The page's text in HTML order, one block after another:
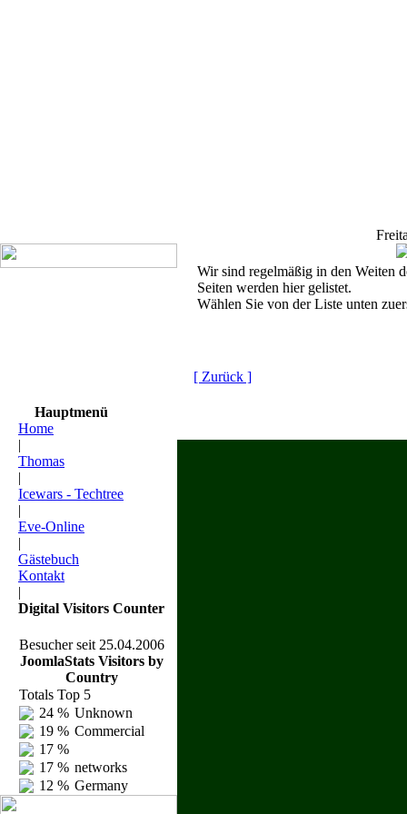
Hauptmenü
Home
|
Thomas
|
Icewars - Techtree
|
Eve-Online
|
Gästebuch
Kontakt
|
Digital Visitors Counter
Besucher seit 25.04.2006
JoomlaStats Visitors by
Country
Totals Top 5
24 % Unknown
19 % Commercial
17 %
17 % networks
12 % Germany
Wir sind regelmäßig in den Weiten
Seiten werden hier gelistet.
Wählen Sie von der Liste unten
[ Zurück ]